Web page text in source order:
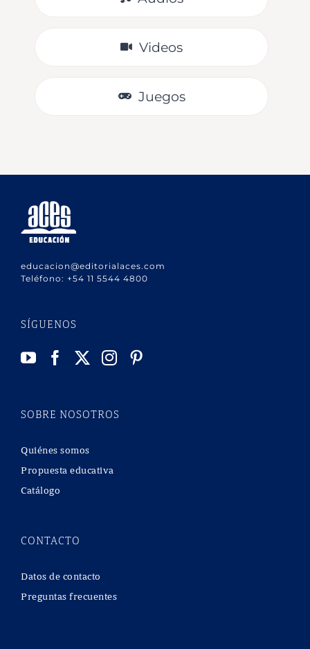
Videos
Juegos
educacion@editorialaces.com
Teléfono: +54 11 5544 4800
SÍGUENOS
SOBRE NOSOTROS
Quiénes somos
Propuesta educativa
Catálogo
CONTACTO
Datos de contacto
Preguntas frecuentes